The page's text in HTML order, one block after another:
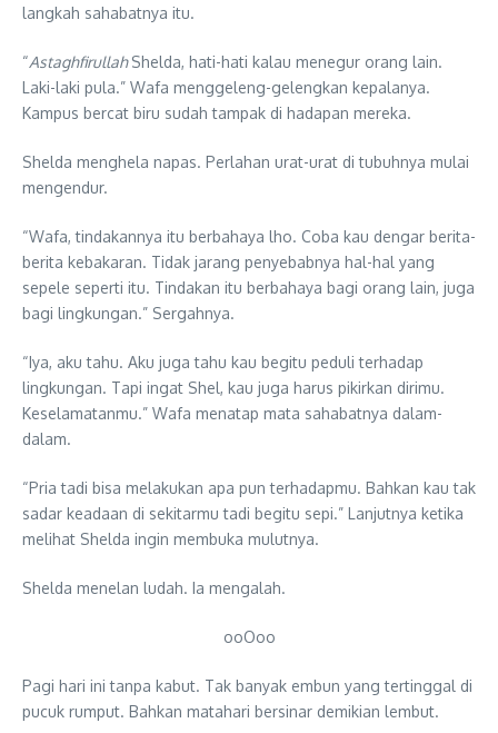
langkah sahabatnya itu.
“AstaghfirullahShelda, hati-hati kalau menegur orang lain.
Laki-laki pula.” Wafa menggeleng-gelengkan kepalanya.
Kampus bercat biru sudah tampak di hadapan mereka.
Shelda menghela napas. Perlahan urat-urat di tubuhnya mulai
mengendur.
“Wafa, tindakannya itu berbahaya lho. Coba kau dengar berita-
berita kebakaran. Tidak jarang penyebabnya hal-hal yang
sepele seperti itu. Tindakan itu berbahaya bagi orang lain, juga
bagi lingkungan.” Sergahnya.
“Iya, aku tahu. Aku juga tahu kau begitu peduli terhadap
lingkungan. Tapi ingat Shel, kau juga harus pikirkan dirimu.
Keselamatanmu.” Wafa menatap mata sahabatnya dalam-
dalam.
“Pria tadi bisa melakukan apa pun terhadapmu. Bahkan kau tak
sadar keadaan di sekitarmu tadi begitu sepi.” Lanjutnya ketika
melihat Shelda ingin membuka mulutnya.
Shelda menelan ludah. Ia mengalah.
ooOoo
Pagi hari ini tanpa kabut. Tak banyak embun yang tertinggal di
pucuk rumput. Bahkan matahari bersinar demikian lembut.